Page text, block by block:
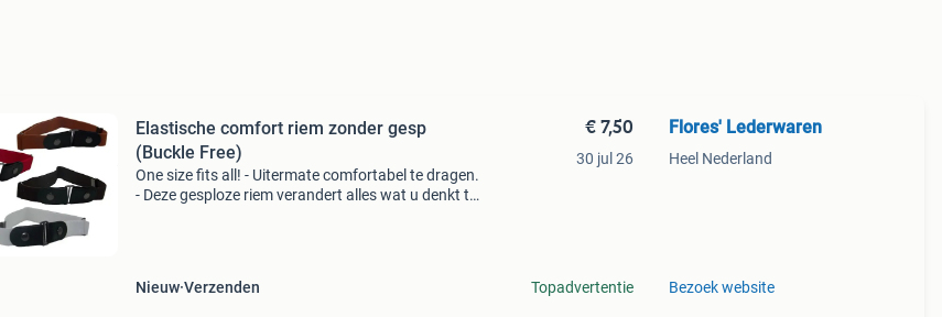
Elastische comfort riem zonder gesp
(Buckle Free)
One size fits all! - Uitermate comfortabel te dragen.
- Deze gesploze riem verandert alles wat u denkt te
Nieuw Verzenden
€ 7,50
30 jul 26
Topadvertentie
Flores' Lederwaren
Heel Nederland
Bezoek website